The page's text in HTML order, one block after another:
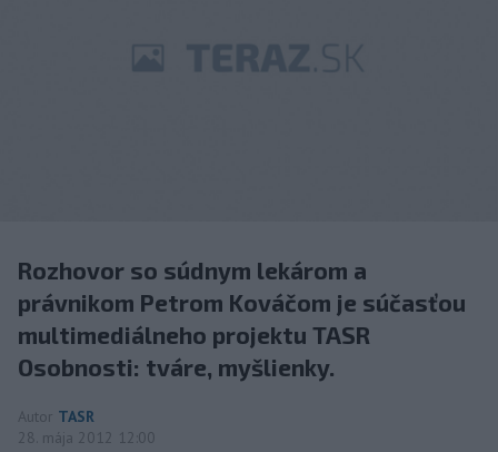
Rozhovor so súdnym lekárom a
právnikom Petrom Kováčom je súčasťou
multimediálneho projektu TASR
Osobnosti: tváre, myšlienky.
Autor TASR
28. mája 2012 12:00